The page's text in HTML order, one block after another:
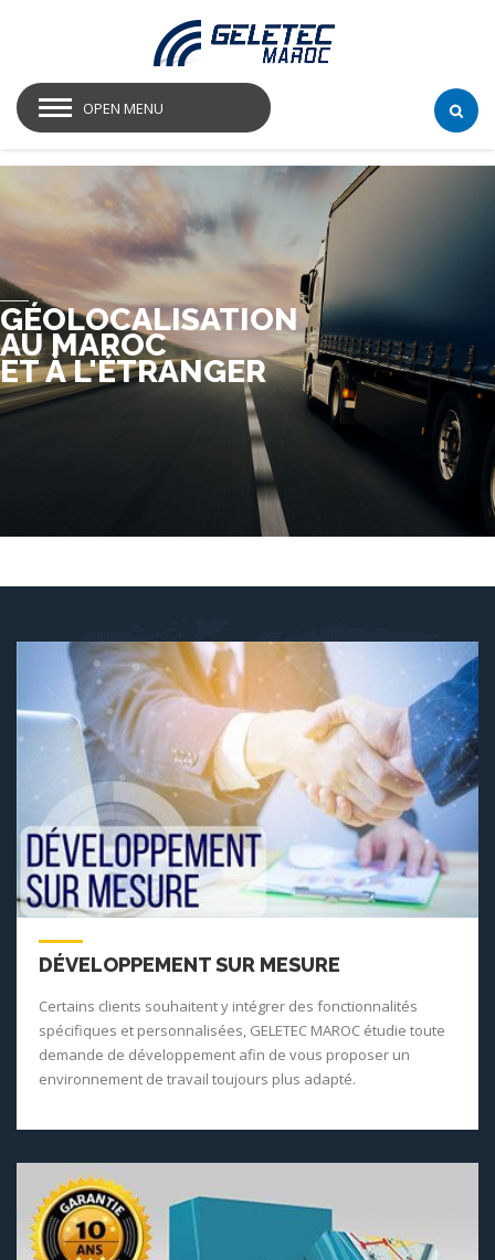
OPEN MENU
ET À L'ÉTRANGER
AU MAROC
GÉOLOCALISATION
DÉVELOPPEMENT SUR MESURE
Certains clients souhaitent y intégrer des fonctionnalités
spécifiques et personnalisées, GELETEC MAROC étudie toute
demande de développement afin de vous proposer un
environnement de travail toujours plus adapté.